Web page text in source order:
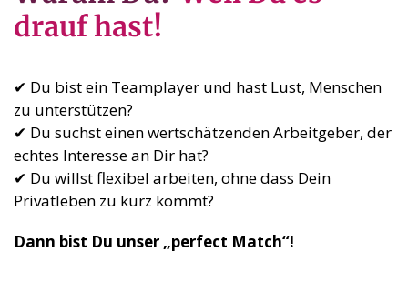
drauf hast!
✔ Du bist ein Teamplayer und hast Lust, Menschen
zu unterstützen?
✔ Du suchst einen wertschätzenden Arbeitgeber, der
echtes Interesse an Dir hat?
✔ Du willst flexibel arbeiten, ohne dass Dein
Privatleben zu kurz kommt?
Dann bist Du unser „perfect Match“!